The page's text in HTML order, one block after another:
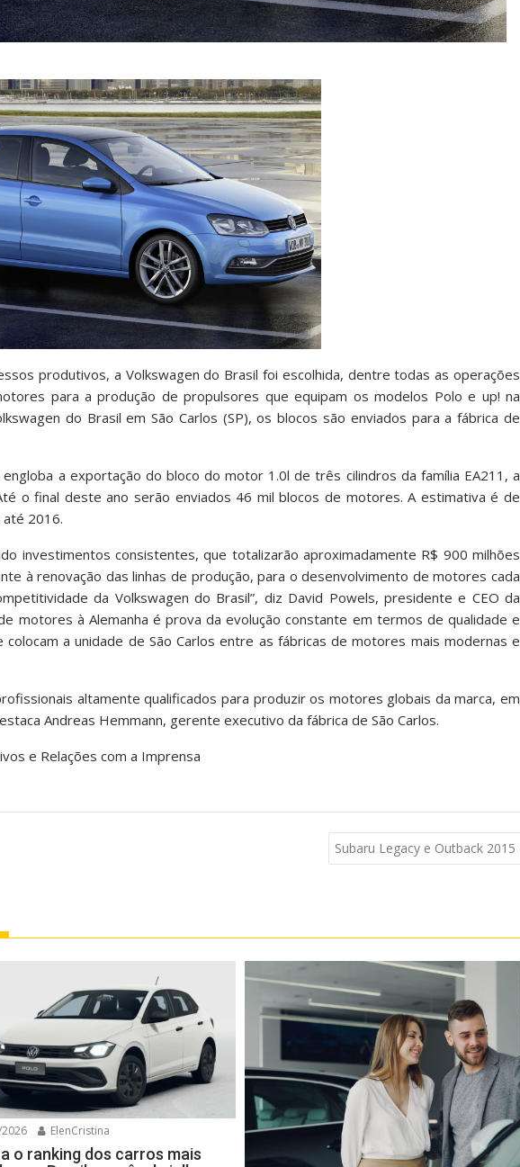
produtivos, a Volkswagen do Brasil foi escolhida, dentre todas as operações
para a produção de propulsores que equipam os modelos Polo e up! na
do Brasil em São Carlos (SP), os blocos são enviados para a fábrica de
a exportação do bloco do motor 1.0l de três cilindros da família EA211, a
o final deste ano serão enviados 46 mil blocos de motores. A estimativa é de
até 2016.
investimentos consistentes, que totalizarão aproximadamente R$ 900 milhões
à renovação das linhas de produção, para o desenvolvimento de motores cada
da Volkswagen do Brasil”, diz David Powels, presidente e CEO da
motores à Alemanha é prova da evolução constante em termos de qualidade e
a unidade de São Carlos entre as fábricas de motores mais modernas e
altamente qualificados para produzir os motores globais da marca, em
Andreas Hemmann, gerente executivo da fábrica de São Carlos.
e Relações com a Imprensa
Subaru Legacy e Outback 2015
ElenCristina
o ranking dos carros mais